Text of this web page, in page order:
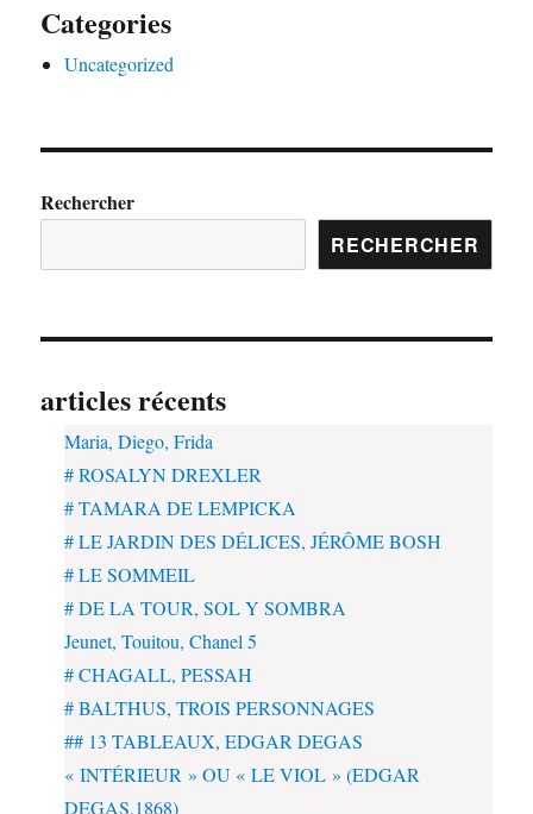
Categories
Uncategorized
Rechercher
RECHERCHER
articles récents
Maria, Diego, Frida
# ROSALYN DREXLER
# TAMARA DE LEMPICKA
# LE JARDIN DES DÉLICES, JÉRÔME BOSH
# LE SOMMEIL
# DE LA TOUR, SOL Y SOMBRA
Jeunet, Touitou, Chanel 5
# CHAGALL, PESSAH
# BALTHUS, TROIS PERSONNAGES
## 13 TABLEAUX, EDGAR DEGAS
« INTÉRIEUR » OU « LE VIOL » (EDGAR
DEGAS.1868)